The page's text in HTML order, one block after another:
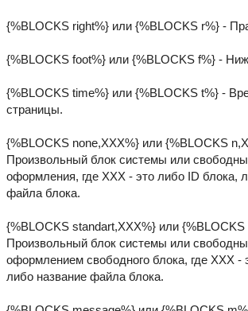
{%BLOCKS right%} или {%BLOCKS r%} -
{%BLOCKS foot%} или {%BLOCKS f%} -
{%BLOCKS time%} или {%BLOCKS t%} -
страницы.
{%BLOCKS none,ХХХ%} или {%BLOCKS
Произвольный блок системы или
оформления, где ХХХ - это либо ID блока,
файла блока.
{%BLOCKS standart,ХХХ%} или
Произвольный блок системы или
оформлением свободного блока, где ХХХ -
либо название файла блока.